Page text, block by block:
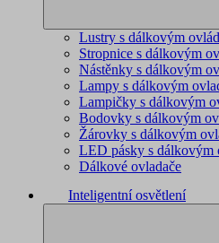
Lustry s dálkovým
Stropnice s dálkovým
Nástěnky s dálkovým
Lampy s dálkovým
Lampičky s dálkovým
Bodovky s dálkovým
Žárovky s dálkovým
LED pásky s dálkovým
Dálkové ovladače
Inteligentní osvětlení